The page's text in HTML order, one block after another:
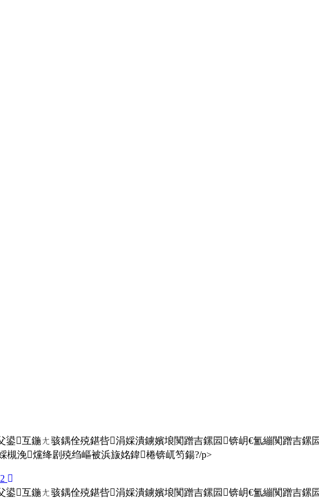
鍙互鍦ㄤ骇鍝佺殑鍖呰涓婇潰鐪嬪埌闃蹭吉鏍囩锛岄€氳繃闃蹭吉
槻浼爣绛剧殑绉嶇被浜旇姳鍏棬锛屼笉鍚?/p>
鍙互鍦ㄤ骇鍝佺殑鍖呰涓婇潰鐪嬪埌闃蹭吉鏍囩锛岄€氳繃闃蹭吉